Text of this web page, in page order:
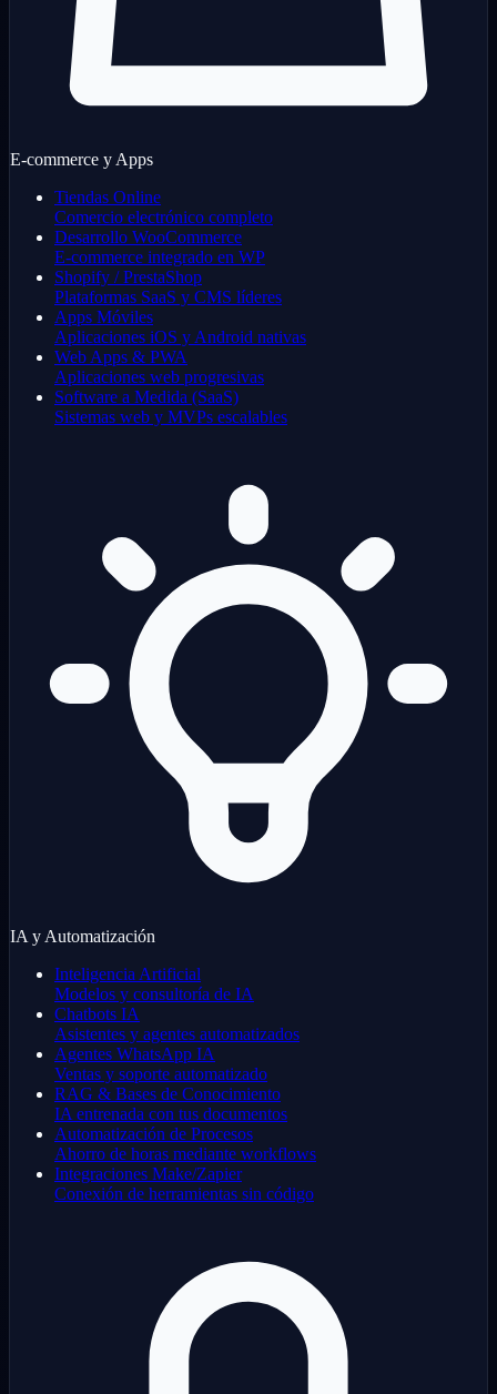
E-commerce y Apps
Tiendas Online
Comercio electrónico completo
Desarrollo WooCommerce
E-commerce integrado en WP
Shopify / PrestaShop
Plataformas SaaS y CMS líderes
Apps Móviles
Aplicaciones iOS y Android nativas
Web Apps & PWA
Aplicaciones web progresivas
Software a Medida (SaaS)
Sistemas web y MVPs escalables
IA y Automatización
Inteligencia Artificial
Modelos y consultoría de IA
Chatbots IA
Asistentes y agentes automatizados
Agentes WhatsApp IA
Ventas y soporte automatizado
RAG & Bases de Conocimiento
IA entrenada con tus documentos
Automatización de Procesos
Ahorro de horas mediante workflows
Integraciones Make/Zapier
Conexión de herramientas sin código